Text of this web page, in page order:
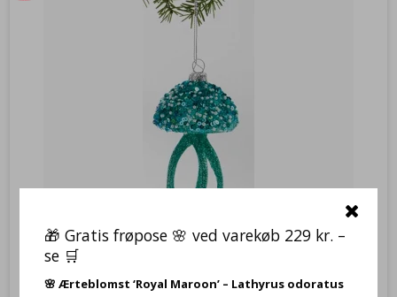
YP6063
🎁 Gratis frøpose 🌸 ved varekøb 229 kr. –
se 🛒
🌸 Ærteblomst ‘Royal Maroon’ – Lathyrus odoratus